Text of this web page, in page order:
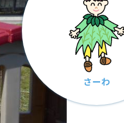
さーわ